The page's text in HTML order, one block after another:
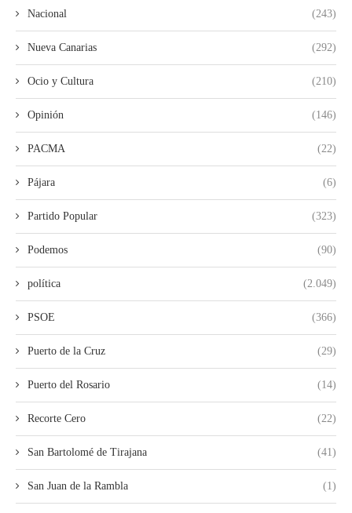
Nacional (243)
Nueva Canarias (292)
Ocio y Cultura (210)
Opinión (146)
PACMA (22)
Pájara (6)
Partido Popular (323)
Podemos (90)
política (2.049)
PSOE (366)
Puerto de la Cruz (29)
Puerto del Rosario (14)
Recorte Cero (22)
San Bartolomé de Tirajana (41)
San Juan de la Rambla (1)